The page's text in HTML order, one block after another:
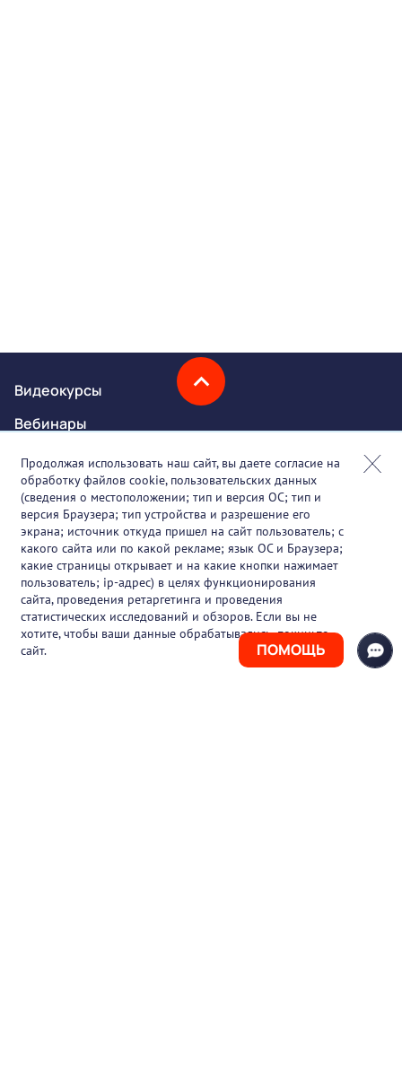
ПОМОЩЬ
Видеокурсы
Вебинары
Онлайн-события
Партнеры
О проекте
Вакансии
Блог
Контакты
Продолжая использовать наш сайт, вы даете согласие на
обработку файлов cookie, пользовательских данных
(сведения о местоположении; тип и версия ОС; тип и
версия Браузера; тип устройства и разрешение его
экрана; источник откуда пришел на сайт пользователь; с
какого сайта или по какой рекламе; язык ОС и Браузера;
какие страницы открывает и на какие кнопки нажимает
пользователь; ip-адрес) в целях функционирования
сайта, проведения ретаргетинга и проведения
статистических исследований и обзоров. Если вы не
хотите, чтобы ваши данные обрабатывались, покиньте
сайт.